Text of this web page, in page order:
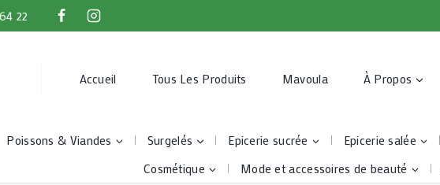
22
Accueil Tous Les Produits Mavoula À Propos
Poissons & Viandes Surgelés Epicerie sucrée Epicerie salée
Cosmétique
Mode et accessoires de beauté